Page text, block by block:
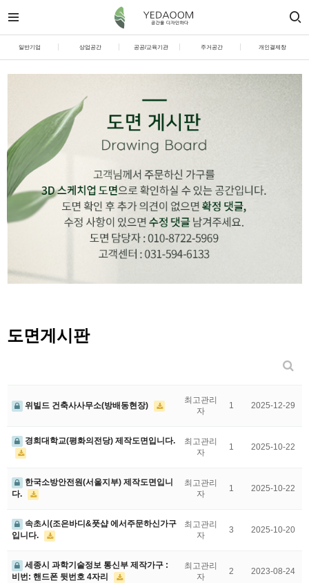
일반기업 상업공간 공공/교육기관 주거공간 개인결제창
도면게시판
위빌드 건축사사무소(방배동현장)
최고관리
자
1 2025-12-29
경희대학교(평화의전당) 제작도면입니다.
최고관리
자
1 2025-10-22
한국소방안전원(서울지부) 제작도면입니
다.
최고관리
자
1 2025-10-22
속초시(조은바디&풋샵 에서주문하신가구
입니다.
최고관리
자
3 2025-10-20
세종시 과학기술정보 통신부 제작가구 :
비번: 핸드폰 뒷번호 4자리
최고관리
자
2 2023-08-24